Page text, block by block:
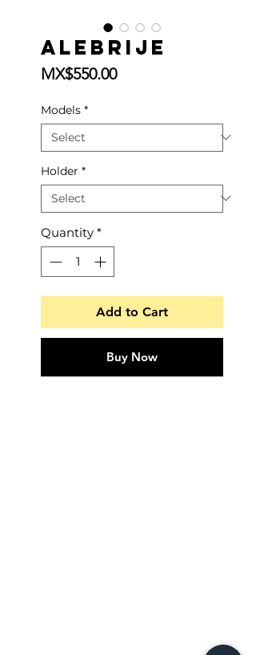
Alebrije
MX$550.00Price
Models *
Holder *
Quantity *
Add to Cart
Buy Now